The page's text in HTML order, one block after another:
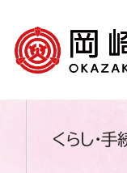
くらし・手